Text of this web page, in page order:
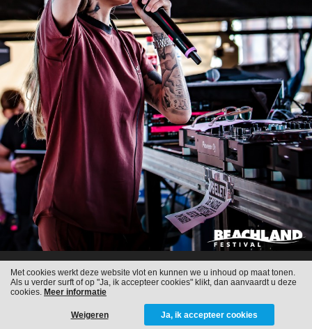
Met cookies werkt deze website vlot en kunnen we u inhoud op maat tonen.
Als u verder surft of op "Ja, ik accepteer cookies" klikt, dan aanvaardt u deze
cookies. Meer informatie
Weigeren Ja, ik accepteer cookies